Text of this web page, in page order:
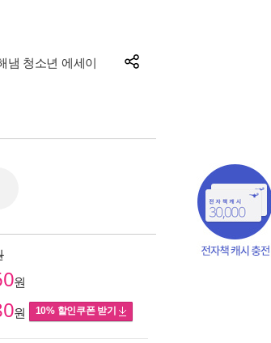
냄 청소년 에세이
원
원 10% 할인쿠폰 받기